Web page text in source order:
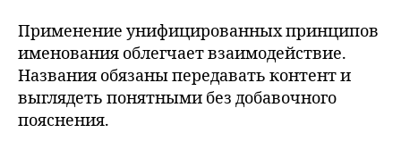
Применение унифицированных принципов
именования облегчает взаимодействие.
Названия обязаны передавать контент и
выглядеть понятными без добавочного
пояснения.